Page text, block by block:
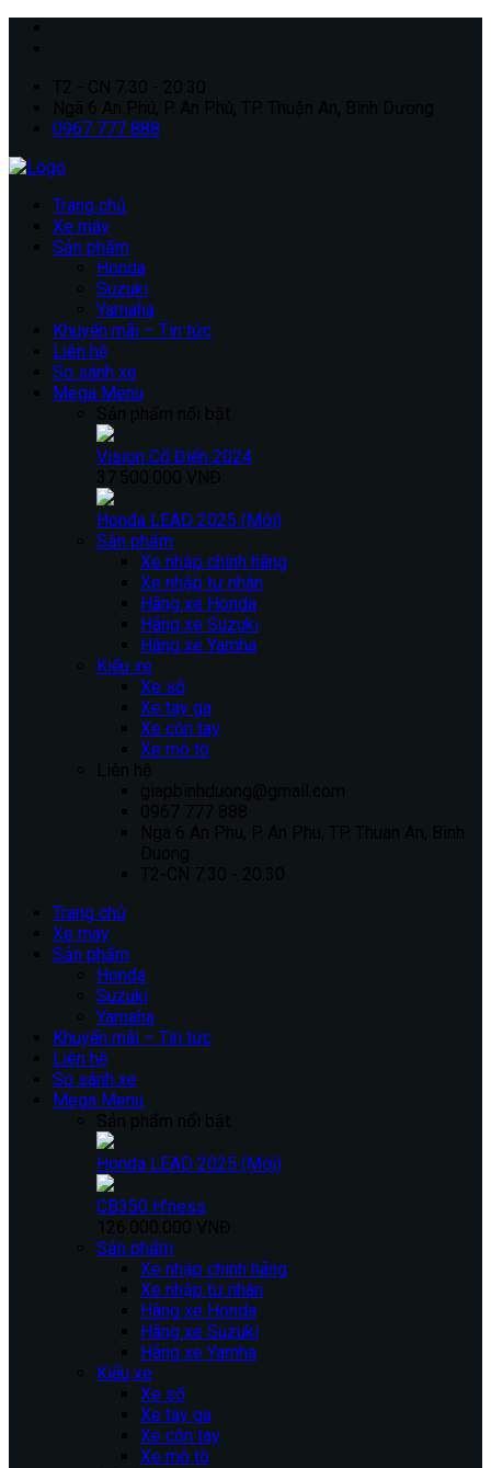
0967 777 888
Trang chủ
Xe máy
Sản phẩm
Honda
Suzuki
Yamaha
Khuyến mãi – Tin tức
Liên hệ
So sánh xe
Mega Menu
Vision Cổ Điển 2024
Honda LEAD 2025 (Mới)
Sản phẩm
Xe nhập chính hãng
Xe nhập tư nhân
Hãng xe Honda
Hãng xe Suzuki
Hãng xe Yamha
Kiểu xe
Xe số
Xe tay ga
Xe côn tay
Xe mô tô
Trang chủ
Xe máy
Sản phẩm
Honda
Suzuki
Yamaha
Khuyến mãi – Tin tức
Liên hệ
So sánh xe
Mega Menu
Honda LEAD 2025 (Mới)
CB350 H’ness
Sản phẩm
Xe nhập chính hãng
Xe nhập tư nhân
Hãng xe Honda
Hãng xe Suzuki
Hãng xe Yamha
Kiểu xe
Xe số
Xe tay ga
Xe côn tay
Xe mô tô